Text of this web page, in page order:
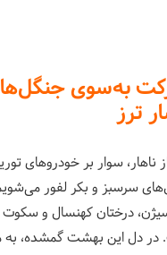
به‌سوی
ترز
ناهار، سوار بر خودروهای
سرسبز و بکر لفور
درختان کهنسال و
دل این بهشت گمشده، به